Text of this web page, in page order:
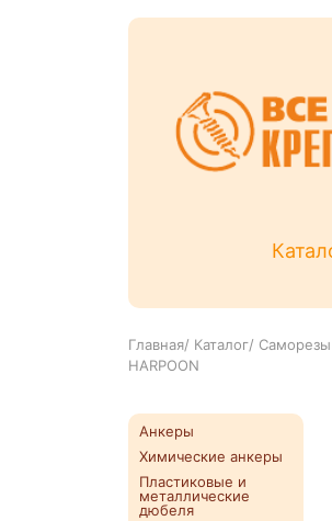
Главная/ Каталог/ Саморезы
HARPOON
Анкеры
Химические анкеры
Пластиковые и
металлические
дюбеля